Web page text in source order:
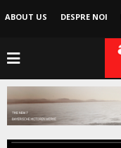
ABOUT US DESPRE NOI